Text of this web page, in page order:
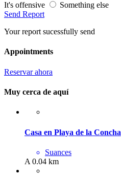
It's offensive
Something else
Send Report
Your report sucessfully send
Appointments
Reservar ahora
Muy cerca de aquí
Casa en Playa de la Concha
Suances
A 0.04 km